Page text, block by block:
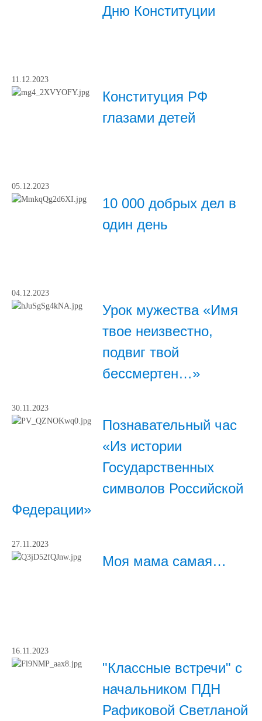
Дню Конституции
11.12.2023
Конституция РФ
глазами детей
05.12.2023
10 000 добрых дел в
один день
04.12.2023
Урок мужества «Имя
твое неизвестно,
подвиг твой
бессмертен…»
30.11.2023
Познавательный час
«Из истории
Государственных
символов Российской
Федерации»
27.11.2023
Моя мама самая…
16.11.2023
"Классные встречи" с
начальником ПДН
Рафиковой Светланой